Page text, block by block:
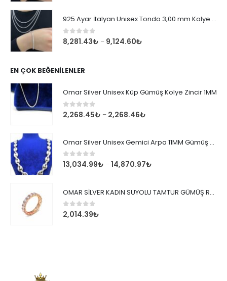
925 Ayar İtalyan Unisex Tondo 3,00 mm Kolye Zincir
0 out of 5
8,281.43₺ – 9,124.60₺
EN ÇOK BEĞENILENLER
Omar Silver Unisex Küp Gümüş Kolye Zincir 1MM
0 out of 5
2,268.45₺ – 2,268.46₺
Omar Silver Unisex Gemici Arpa 11MM Gümüş Kolye Zincir
0out of 5
13,034.99₺ –14,870.97₺
OMAR SİLVER KADIN SUYOLU TAMTUR GÜMÜŞ ROSE YÜZÜK SU YOLU TAMTUR YÜZÜK Omr8149
0 out of 5
2,014.39₺